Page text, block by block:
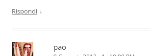
Rispondi ↓
pao